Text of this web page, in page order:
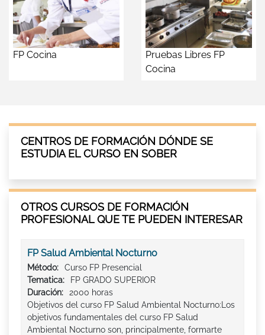
FP Cocina
Pruebas Libres FP
Cocina
CENTROS DE FORMACIÓN DÓNDE SE
ESTUDIA EL CURSO EN SOBER
OTROS CURSOS DE FORMACIÓN
PROFESIONAL QUE TE PUEDEN INTERESAR
FP Salud Ambiental Nocturno
Método:
Curso FP Presencial
Tematica:
FP GRADO SUPERIOR
Duración:
2000 horas
Objetivos del curso FP Salud Ambiental Nocturno:Los
objetivos fundamentales del curso FP Salud
Ambiental Nocturno son, principalmente, formarte